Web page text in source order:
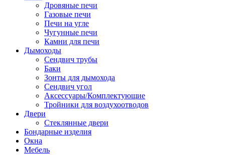
Дровяные печи
Газовые печи
Печи на угле
Чугунные печи
Камни для печи
Дымоходы
Сендвич трубы
Баки
Зонты для дымохода
Сендвич угол
Аксессуары/Комплектующие
Тройники для воздухоотводов
Двери
Стеклянные двери
Бондарные изделия
Окна
Мебель